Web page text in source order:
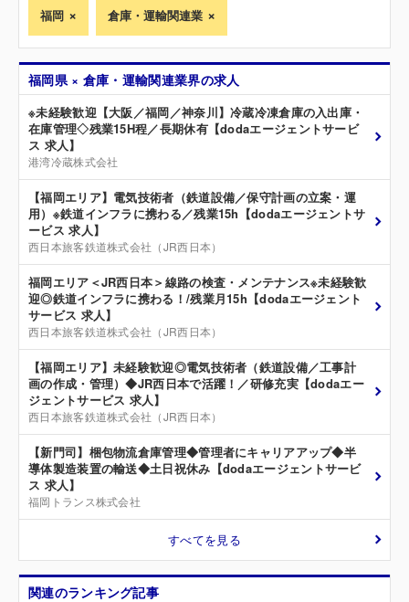
福岡 倉庫・運輸関連業
福岡県 × 倉庫・運輸関連業界の求人
※未経験歓迎【大阪／福岡／神奈川】冷蔵冷凍倉庫の入出庫・
在庫管理◇残業15H程／長期休有【dodaエージェントサービ
ス 求人】
港湾冷蔵株式会社
【福岡エリア】電気技術者（鉄道設備／保守計画の立案・運
用）※鉄道インフラに携わる／残業15h【dodaエージェントサ
ービス 求人】
西日本旅客鉄道株式会社（JR西日本）
福岡エリア＜JR西日本＞線路の検査・メンテナンス※未経験歓
迎◎鉄道インフラに携わる！/残業月15h【dodaエージェント
サービス 求人】
西日本旅客鉄道株式会社（JR西日本）
【福岡エリア】未経験歓迎◎電気技術者（鉄道設備／工事計
画の作成・管理）◆JR西日本で活躍！／研修充実【dodaエー
ジェントサービス 求人】
西日本旅客鉄道株式会社（JR西日本）
【新門司】梱包物流倉庫管理◆管理者にキャリアアップ◆半
導体製造装置の輸送◆土日祝休み【dodaエージェントサービ
ス 求人】
福岡トランス株式会社
すべてを見る
関連のランキング記事